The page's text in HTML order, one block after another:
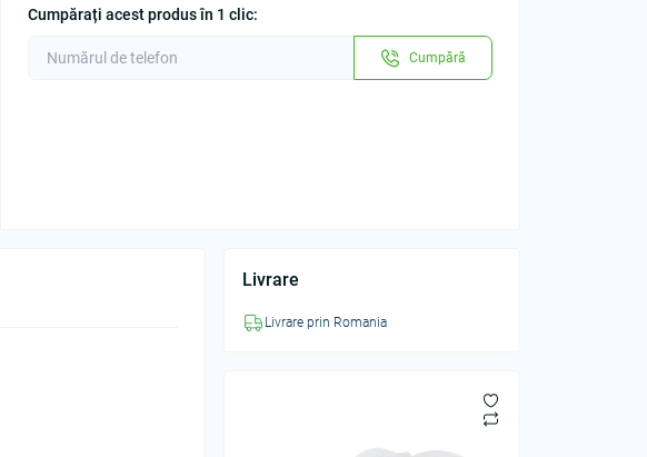
Cumpărați acest produs în 1 clic:
Cumpără
Livrare
Livrare prin Romania